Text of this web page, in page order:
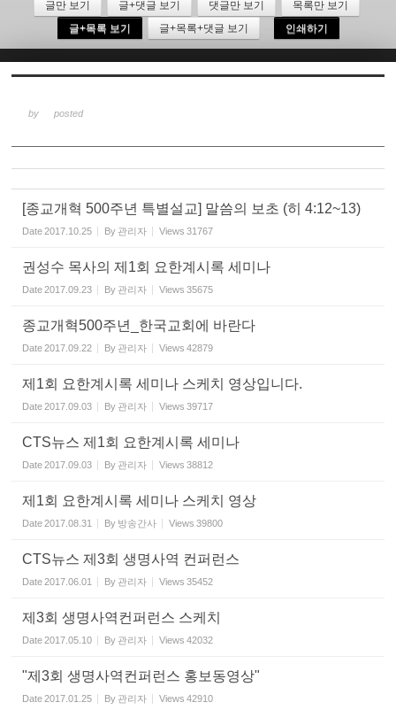
글만 보기 글+댓글 보기 댓글만 보기
목록만 보기
글+목록 보기
글+목록+댓글 보기 인쇄하기
by posted
[종교개혁 500주년 특별설교] 말씀의 보초 (히 4:12~13)
Date 2017.10.25 By 관리자 Views 31767
권성수 목사의 제1회 요한계시록 세미나
Date 2017.09.23 By 관리자 Views 35675
종교개혁500주년_한국교회에 바란다
Date 2017.09.22 By 관리자 Views 42879
제1회 요한계시록 세미나 스케치 영상입니다.
Date 2017.09.03 By 관리자 Views 39717
CTS뉴스 제1회 요한계시록 세미나
Date 2017.09.03 By 관리자 Views 38812
제1회 요한계시록 세미나 스케치 영상
Date 2017.08.31 By 방송간사 Views 39800
CTS뉴스 제3회 생명사역 컨퍼런스
Date 2017.06.01 By 관리자 Views 35452
제3회 생명사역컨퍼런스 스케치
Date 2017.05.10 By 관리자 Views 42032
"제3회 생명사역컨퍼런스 홍보동영상"
Date 2017.01.25 By 관리자 Views 42910
Sketchbook5, 스케치북5
Sketchbook5, 스케치북5